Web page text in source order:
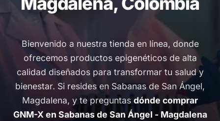
Bienvenido a nuestra tienda en línea, donde
ofrecemos productos epigenéticos de alta
calidad diseñados para transformar tu salud y
bienestar. Si resides en Sabanas de San Ángel,
Magdalena, y te preguntas dónde comprar
GNM-X en Sabanas de San Ángel - Magdalena